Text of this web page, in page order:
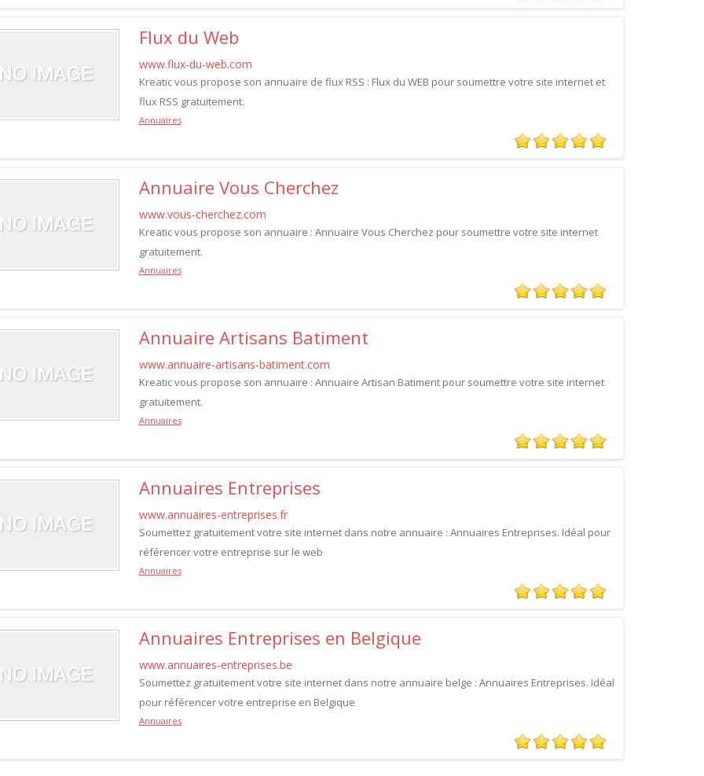
Flux du Web
www.flux-du-web.com
Kreatic vous propose son annuaire de flux RSS : Flux du WEB pour soumettre votre site internet et
flux RSS gratuitement.
Annuaires
Annuaire Vous Cherchez
www.vous-cherchez.com
Kreatic vous propose son annuaire : Annuaire Vous Cherchez pour soumettre votre site internet
gratuitement.
Annuaires
Annuaire Artisans Batiment
www.annuaire-artisans-batiment.com
Kreatic vous propose son annuaire : Annuaire Artisan Batiment pour soumettre votre site internet
gratuitement.
Annuaires
Annuaires Entreprises
www.annuaires-entreprises.fr
Soumettez gratuitement votre site internet dans notre annuaire : Annuaires Entreprises. Idéal pour
référencer votre entreprise sur le web
Annuaires
Annuaires Entreprises en Belgique
www.annuaires-entreprises.be
Soumettez gratuitement votre site internet dans notre annuaire belge : Annuaires Entreprises. Idéal
pour référencer votre entreprise en Belgique
Annuaires